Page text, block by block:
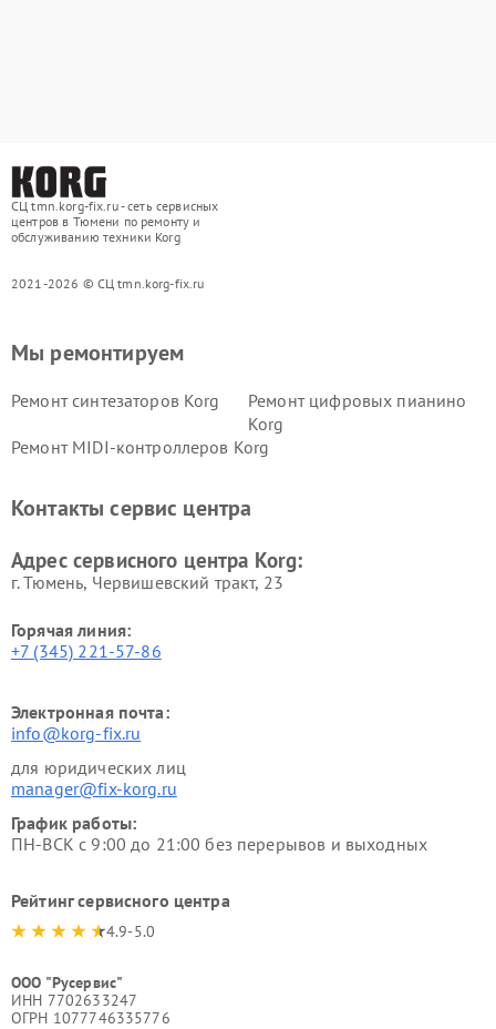
СЦ tmn.korg-fix.ru - сеть сервисных
центров в Тюмени по ремонту и
обслуживанию техники Korg
2021-2026 © СЦ tmn.korg-fix.ru
Мы ремонтируем
Ремонт синтезаторов Korg
Ремонт цифровых пианино
Korg
Ремонт MIDI-контроллеров Korg
Контакты сервис центра
Адрес сервисного центра Korg:
г. Тюмень, ​Червишевский тракт, 23
Горячая линия:
+7 (345) 221-57-86
Электронная почта:
info@korg-fix.ru
для юридических лиц
manager@fix-korg.ru
График работы:
ПН-ВСК с 9:00 до 21:00 без перерывов и выходных
Рейтинг сервисного центра
4.9-5.0
ООО "Русервис"
ИНН 7702633247
ОГРН 1077746335776